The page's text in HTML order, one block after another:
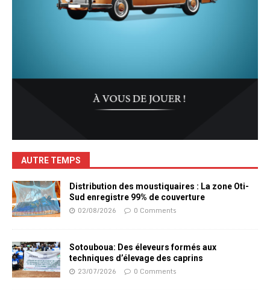
AUTRE TEMPS
Distribution des moustiquaires : La zone Oti-
Sud enregistre 99% de couverture
02/08/2026 0 Comments
Sotouboua: Des éleveurs formés aux
techniques d’élevage des caprins
23/07/2026 0 Comments